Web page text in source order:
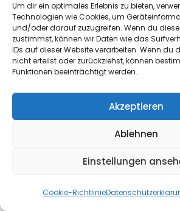
Um dir ein optimales Erlebnis zu bieten,
Technologien wie Cookies, um
und/oder darauf zuzugreifen. Wenn du
zustimmst, können wir Daten wie das
IDs auf dieser Website verarbeiten. Wenn du
nicht erteilst oder zurückziehst, können
Funktionen beeinträchtigt werden.
Akzeptieren
Ablehnen
Einstellungen
Cookie-Richtlinie
Bestellungen oder
uns als Seitenbetreiber
bzw. TLS-Verschlüsselung.
verschlüsselte Verbindung
daran, dass die Adresszeile
Browsers von „http://“ auf
wechselt und an dem
Ihrer Browserzeile.
Wenn die SSL- bzw. TLS-